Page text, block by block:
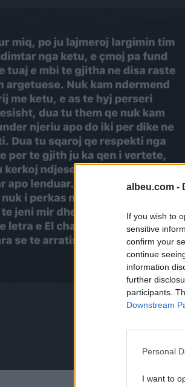
albeu.com -
If you wish to
sensitive
confirm your
continue
information
further
participants.
Downstream
Personal
I want to